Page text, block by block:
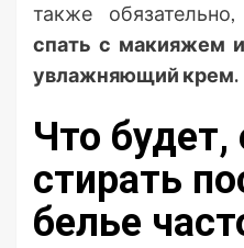
также обязательно,
спать с макияжем
увлажняющий крем.
Что будет,
стирать
белье